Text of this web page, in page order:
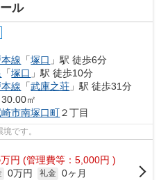
ル
線 「塚口 」駅 徒歩6分
「塚口 」駅 徒歩10分
線 「武庫之荘 」駅 徒歩31分
㎡
崎市南塚口町２丁目
です。
万円 (管理費等：5,000円 )
0万円 礼金 0ヶ月